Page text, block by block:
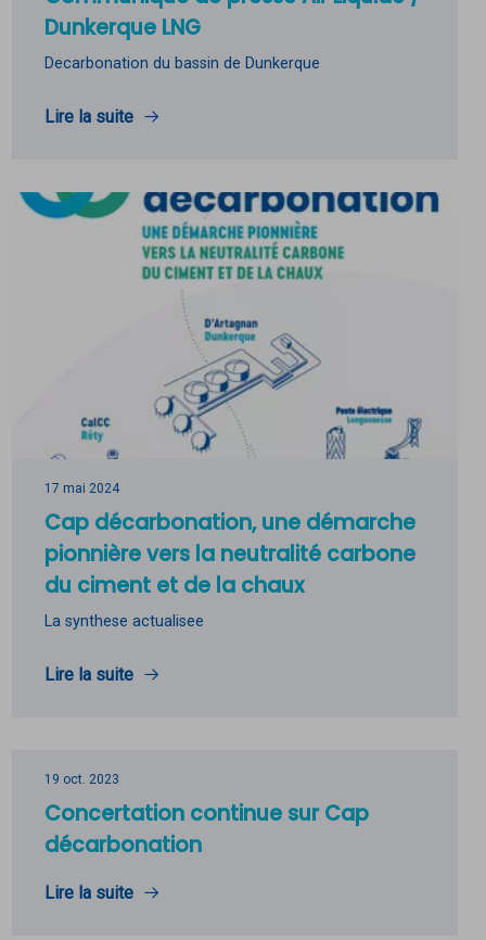
Dunkerque LNG
Decarbonation du bassin de Dunkerque
Lire la suite
17 mai 2024
Cap décarbonation, une démarche
pionnière vers la neutralité carbone
du ciment et de la chaux
La synthese actualisee
Lire la suite
19 oct. 2023
Concertation continue sur Cap
décarbonation
Lire la suite